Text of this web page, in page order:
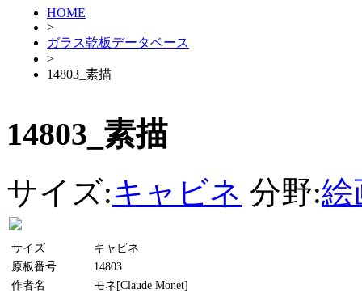
HOME
>
ガラス乾板データベース
>
14803_素描
14803_素描
サイズ:キャビネ 分野:絵
サイズ
キャビネ
原板番号
14803
作者名
モネ[Claude Monet]